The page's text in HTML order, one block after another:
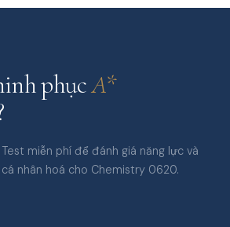
phụcA*
miễn phí để đánh giá năng lực và
nhân hoá cho Chemistry 0620.